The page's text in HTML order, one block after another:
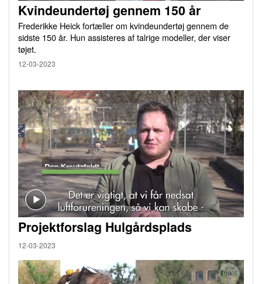
Kvindeundertøj gennem 150 år
Frederikke Heick fortæller om kvindeundertøj gennem de
sidste 150 år. Hun assisteres af talrige modeller, der viser
tøjet.
12-03-2023
Projektforslag Hulgårdsplads
12-03-2023